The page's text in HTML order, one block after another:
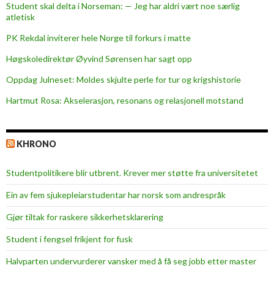
Student skal delta i Norseman: — Jeg har aldri vært noe særlig
atletisk
PK Rekdal inviterer hele Norge til forkurs i matte
Høgskoledirektør Øyvind Sørensen har sagt opp
Oppdag Julneset: Moldes skjulte perle for tur og krigshistorie
Hartmut Rosa: Akselerasjon, resonans og relasjonell motstand
KHRONO
Studentpolitikere blir utbrent. Krever mer støtte fra universitetet
Ein av fem sjukepleiar­studentar har norsk som andrespråk
Gjør tiltak for raskere sikkerhets­klarering
Student i fengsel frikjent for fusk
Halvparten undervurderer vansker med å få seg jobb etter master